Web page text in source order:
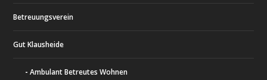
Betreuungsverein
Gut Klausheide
Ambulant Betreutes Wohnen